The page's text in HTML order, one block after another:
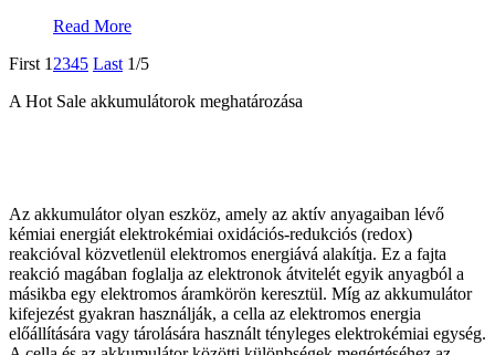
Read More
First 1 2345 Last 1/5
A Hot Sale akkumulátorok meghatározása
Az akkumulátor olyan eszköz, amely az aktív anyagaiban lévő
kémiai energiát elektrokémiai oxidációs-redukciós (redox)
reakcióval közvetlenül elektromos energiává alakítja. Ez a fajta
reakció magában foglalja az elektronok átvitelét egyik anyagból a
másikba egy elektromos áramkörön keresztül. Míg az akkumulátor
kifejezést gyakran használják, a cella az elektromos energia
előállítására vagy tárolására használt tényleges elektrokémiai egység.